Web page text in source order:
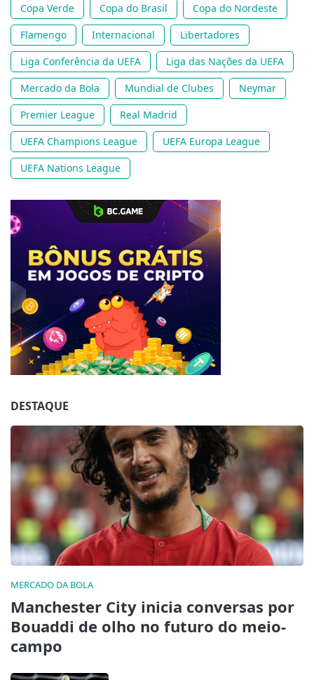
Copa Verde
Copa do Brasil
Copa do Nordeste
Flamengo
Internacional
Libertadores
Liga Conferência da UEFA
Liga das Nações da UEFA
Mercado da Bola
Mundial de Clubes
Neymar
Premier League
Real Madrid
UEFA Champions League
UEFA Europa League
UEFA Nations League
Jogue com responsabilidade. 18+
DESTAQUE
MERCADO DA BOLA
Manchester City inicia conversas por
Bouaddi de olho no futuro do meio-
campo